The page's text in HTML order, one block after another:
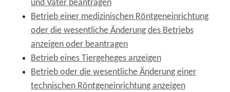
und Väter beantragen
Betrieb einer medizinischen Röntgeneinrichtung
oder die wesentliche Änderung des Betriebs
anzeigen oder beantragen
Betrieb eines Tiergeheges anzeigen
Betrieb oder die wesentliche Änderung einer
technischen Röntgeneinrichtung anzeigen